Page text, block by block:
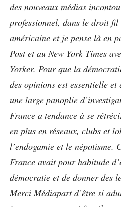
des nouveaux médias
professionnel, dans le droit fil
américaine et je pense là en
Post et au New York Times
Yorker. Pour que la
des opinions est essentielle
une large panoplie
France a tendance à se
en plus en réseaux, clubs et
l’endogamie et le népotisme.
France avait pour habitude
démocratie et de donner des
Merci Médiapart d’être si